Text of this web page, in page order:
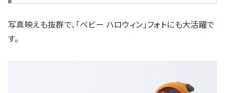
写真映えも抜群で、「ベビー ハロウィン」フォトにも大活躍で
す。